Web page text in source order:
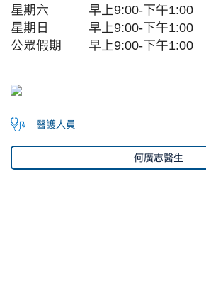
星期六
早上9:00-下午1:00
星期日
早上9:00-下午1:00
公眾假期
早上9:00-下午1:00
醫護人員
何廣志醫生